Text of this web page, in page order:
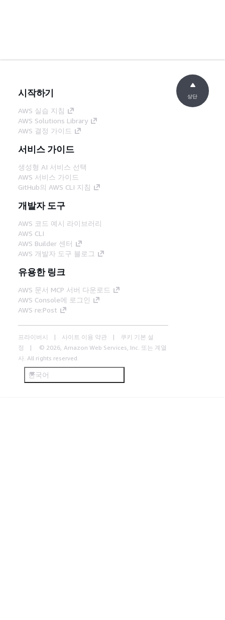
시작하기
AWS 실습 지침
AWS Solutions Library
AWS 결정 가이드
서비스 가이드
생성형 AI 서비스 선택
AWS 서비스 가이드
GitHub의 AWS CLI 지침
개발자 도구
AWS 코드 예시 라이브러리
AWS CLI
AWS Builder 센터
AWS 개발자 도구 블로그
유용한 링크
AWS 문서 MCP 서버 다운로드
AWS Console에 로그인
AWS re:Post
프라이버시 사이트 이용 약관
쿠키 기본 설
정
© 2026, Amazon Web Services, Inc. 또는 계열
사. All rights reserved.
한국어
상단